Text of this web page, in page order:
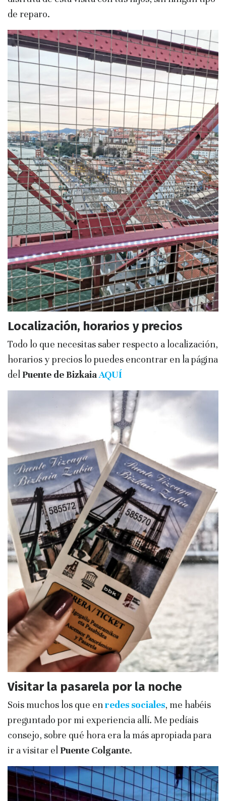
de reparo.
Localización, horarios y precios
Todo lo que necesitas saber respecto a localización,
horarios y precios lo puedes encontrar en la página
del Puente de BizkaiaAQUÍ
Visitar la pasarela por la noche
Sois muchos los que enredes sociales, me habéis
preguntado por mi experiencia allí. Me pedíais
consejo, sobre qué hora era la más apropiada para
ir a visitar el Puente Colgante.